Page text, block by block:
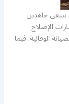
نسعى جاهدين
الإصلاح
الوقائية. فيما